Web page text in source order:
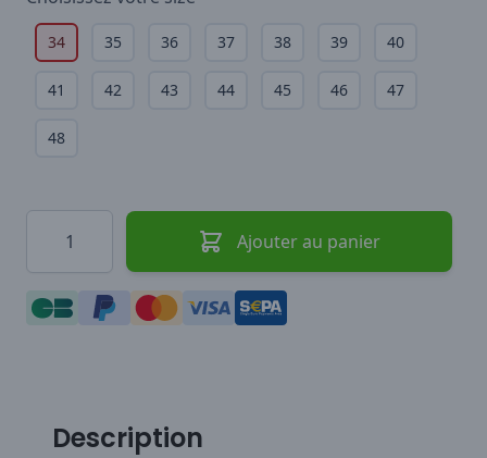
34 35 36 37 38 39 40
41 42 43 44 45 46 47
48
Ajouter au panier
Description